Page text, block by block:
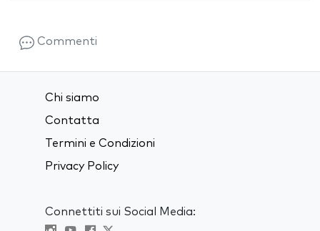
Commenti
Chi siamo
Contatta
Termini e Condizioni
Privacy Policy
Connettiti sui Social Media: